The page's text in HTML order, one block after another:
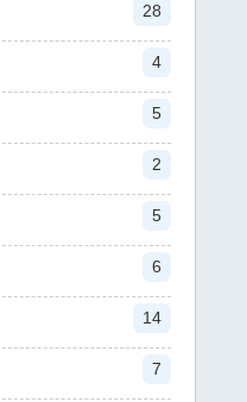
28
4
5
2
5
6
14
7